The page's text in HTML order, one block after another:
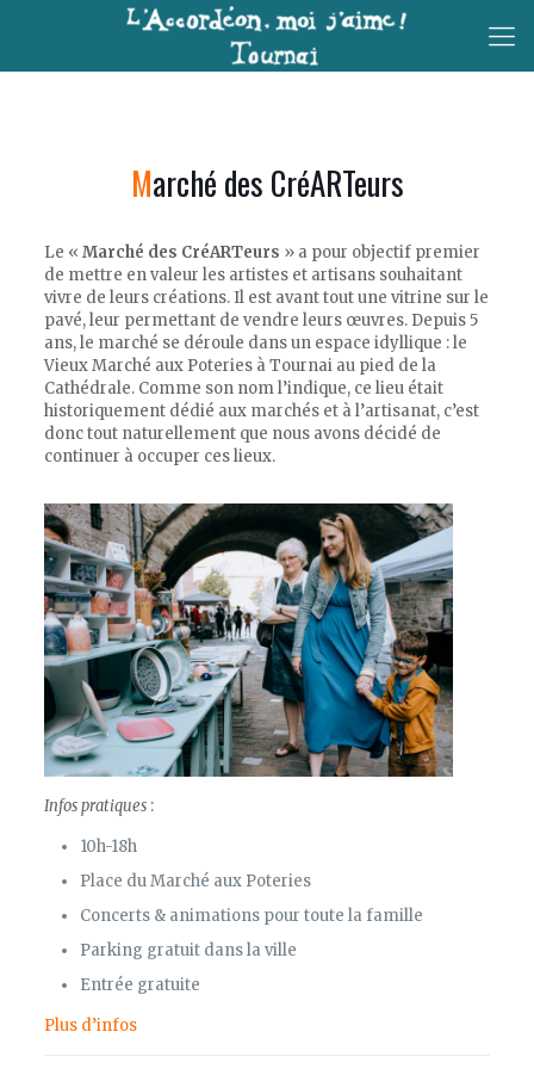
Marché des CréARTeurs
Le « Marché des CréARTeurs » a pour objectif premier
de mettre en valeur les artistes et artisans souhaitant
vivre de leurs créations. Il est avant tout une vitrine sur le
pavé, leur permettant de vendre leurs œuvres. Depuis 5
ans, le marché se déroule dans un espace idyllique : le
Vieux Marché aux Poteries à Tournai au pied de la
Cathédrale. Comme son nom l’indique, ce lieu était
historiquement dédié aux marchés et à l’artisanat, c’est
donc tout naturellement que nous avons décidé de
continuer à occuper ces lieux.
Infos pratiques:
10h-18h
Place du Marché aux Poteries
Concerts & animations pour toute la famille
Parking gratuit dans la ville
Entrée gratuite
Plus d’infos